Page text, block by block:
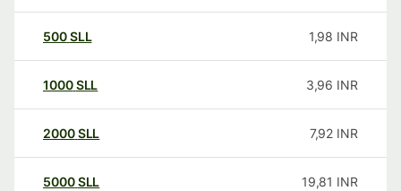
500SLL 1,98 INR
1000SLL 3,96 INR
2000SLL 7,92 INR
5000SLL 19,81 INR